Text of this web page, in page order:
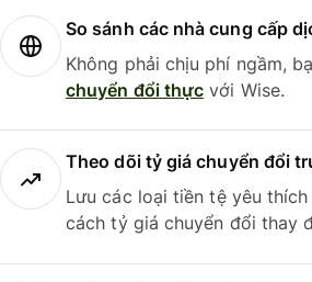
So sánh các nhà cung cấp
Không phải chịu phí ngầm,
chuyển đổi thực với Wise.
Theo dõi tỷ giá chuyển đổi
Lưu các loại tiền tệ yêu
cách tỷ giá chuyển đổi thay